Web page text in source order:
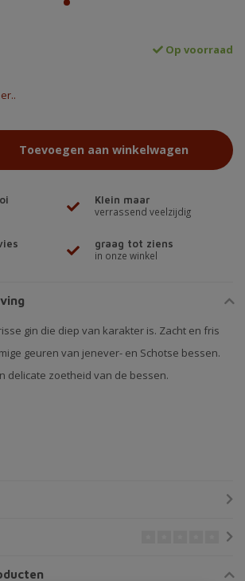
Op voorraad
Toevoegen aan winkelwagen
Klein maar
verrassend veelzijdig
graag tot ziens
in onze winkel
gin die diep van karakter is. Zacht en fris
geuren van jenever- en Schotse bessen.
delicate zoetheid van de bessen.